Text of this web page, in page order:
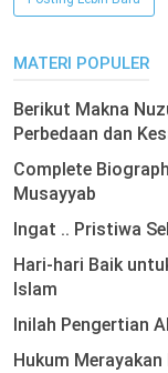
MATERI POPULER
Berikut Makna
Perbedaan dan
Complete
Musayyab
Ingat .. Pristiwa
Hari-hari Baik
Islam
Inilah Pengertian
Hukum